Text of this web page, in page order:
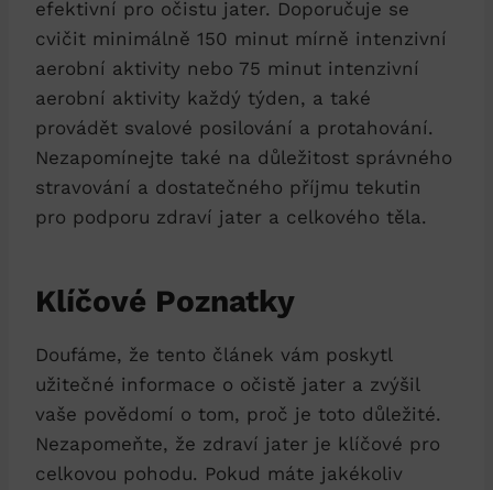
‌efektivní ⁢pro očistu jater. Doporučuje se
cvičit minimálně 150 minut ⁣mírně⁤ intenzivní
aerobní ⁢aktivity ​nebo 75 minut ‍intenzivní
‍aerobní aktivity ‍každý ‍týden, ‍a ‌také‍
provádět svalové posilování‌ a protahování.
Nezapomínejte ⁣také na důležitost ​správného
​stravování a dostatečného příjmu⁢ tekutin⁣
pro ​podporu zdraví jater a celkového těla.
Klíčové‍ Poznatky
Doufáme, že tento článek vám poskytl ​
užitečné informace o ‍očistě ‍jater a zvýšil
vaše⁣ povědomí o tom, proč‌ je toto ⁣důležité.
Nezapomeňte, že zdraví jater je klíčové ⁣pro⁤
celkovou pohodu. Pokud máte jakékoliv